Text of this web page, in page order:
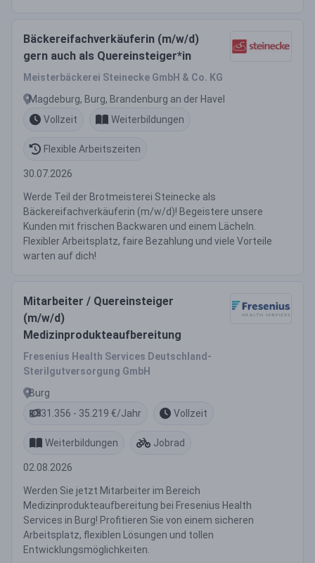
Bäckereifachverkäuferin (m/w/d)
gern auch als Quereinsteiger*in
Meisterbäckerei Steinecke GmbH & Co. KG
Magdeburg, Burg, Brandenburg an der Havel
Vollzeit
Weiterbildungen
Flexible Arbeitszeiten
30.07.2026
Werde Teil der Brotmeisterei Steinecke als
Bäckereifachverkäuferin (m/w/d)! Begeistere unsere
Kunden mit frischen Backwaren und einem Lächeln.
Flexibler Arbeitsplatz, faire Bezahlung und viele Vorteile
warten auf dich!
Mitarbeiter / Quereinsteiger
(m/w/d)
Medizinprodukteaufbereitung
Fresenius Health Services Deutschland-
Sterilgutversorgung GmbH
Burg
31.356 - 35.219 €/Jahr
Vollzeit
Weiterbildungen Jobrad
02.08.2026
Werden Sie jetzt Mitarbeiter im Bereich
Medizinprodukteaufbereitung bei Fresenius Health
Services in Burg! Profitieren Sie von einem sicheren
Arbeitsplatz, flexiblen Lösungen und tollen
Entwicklungsmöglichkeiten.